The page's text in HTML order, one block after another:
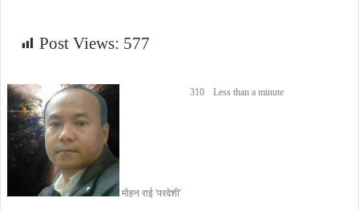
Post Views: 577
मोहन राई 'परदेशी'
310 Less than a minute